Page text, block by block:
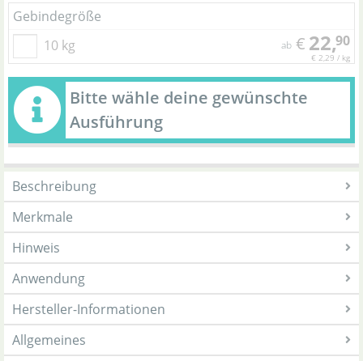
Gebindegröße
10 kg
ab € 22,90
€ 2,29 / kg
Bitte wähle deine gewünschte
Ausführung
Beschreibung
Merkmale
Hinweis
Anwendung
Hersteller-Informationen
Allgemeines